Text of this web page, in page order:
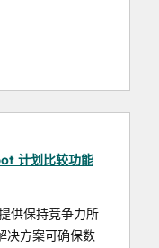
计划比较功能
供保持竞争力所
决方案可确保数